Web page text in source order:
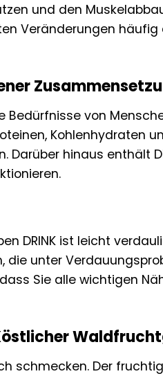
und den
Veränderungen häufig
Bedürfnisse von
Kohlenhydraten
hinaus enthält
DRINK ist leicht
unter
Sie alle wichtigen
schmecken. Der